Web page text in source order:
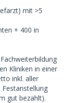
mich als
(nach
erhöht.
sind.
zu
wollen, die
bietest -- das
Für eine
irgendwie
mit >5
+ 400 in
Kliniken in einer
inkl. aller
gut bezahlt).